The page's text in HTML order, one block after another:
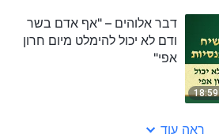
18:59
דבר אלוהים – "אף אדם בשר
ודם לא יכול להימלט מיום חרון
אפי"
ראה עוד